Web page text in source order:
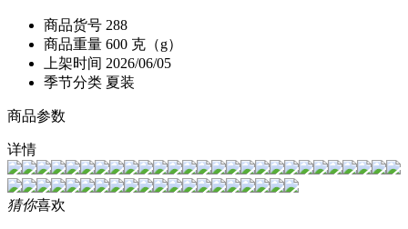
商品货号 288
商品重量 600 克（g）
上架时间 2026/06/05
季节分类 夏装
商品参数
详情
猜你喜欢